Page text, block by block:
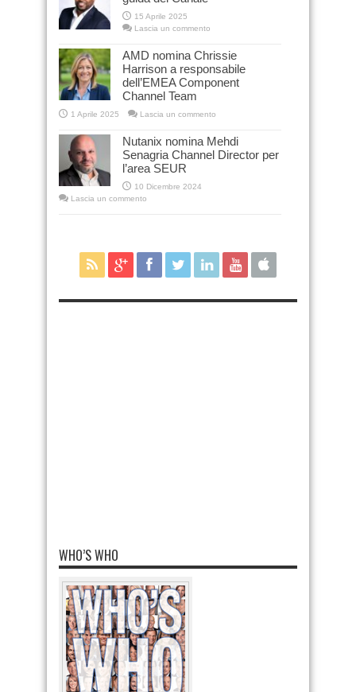
15 Aprile 2025
Lascia un commento
AMD nomina Chrissie
Harrison a responsabile
dell’EMEA Component
Channel Team
1 Aprile 2025 Lascia un commento
Nutanix nomina Mehdi
Senagria Channel Director per
l’area SEUR
10 Dicembre 2024
Lascia un commento
WHO’S WHO